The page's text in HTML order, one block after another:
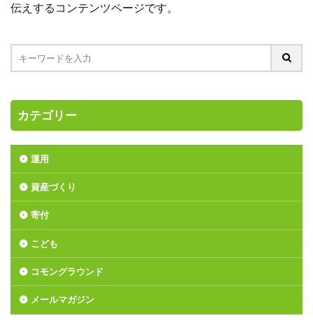
伝えするコンテンツページです。
カテゴリー
運用
資産づくり
寄付
こども
コモングラウンド
メールマガジン